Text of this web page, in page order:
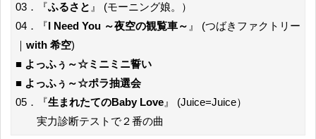
03．『ふるさと 』 (モーニング娘。）
04．『I Need You ～夜空の観覧車～ 』 (つばきファクトリー
｜ with 希空)
■ よっふぅ～☆ミニミニ誓い
■ よっふぅ～☆ポラ抽選会
05．『生まれたてのBaby Love 』 (Juice=Juice）
実力診断テストで２番の曲